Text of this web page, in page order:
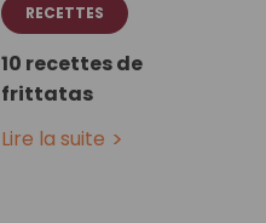
RECETTES
10 recettes de
frittatas
Lire la suite